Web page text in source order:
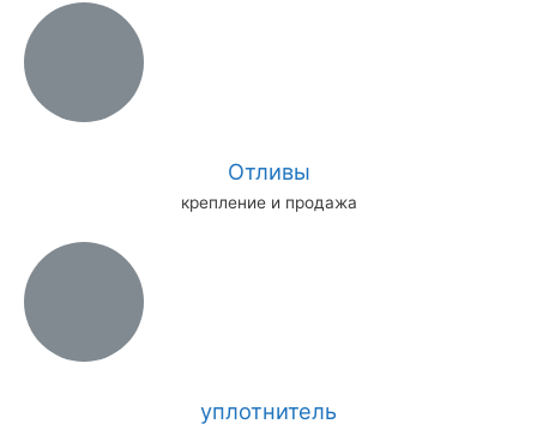
Отливы
крепление и продажа
уплотнитель